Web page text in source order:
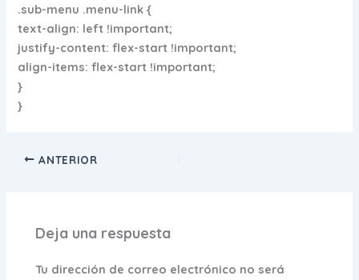
.sub-menu .menu-link {
text-align: left !important;
justify-content: flex-start !important;
align-items: flex-start !important;
}
}
ANTERIOR
Deja una respuesta
Tu dirección de correo electrónico no será